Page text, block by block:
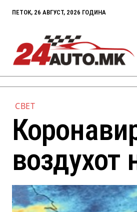
ПЕТОК, 26 АВГУСТ, 2026 ГОДИНА
СВЕТ
воздухот